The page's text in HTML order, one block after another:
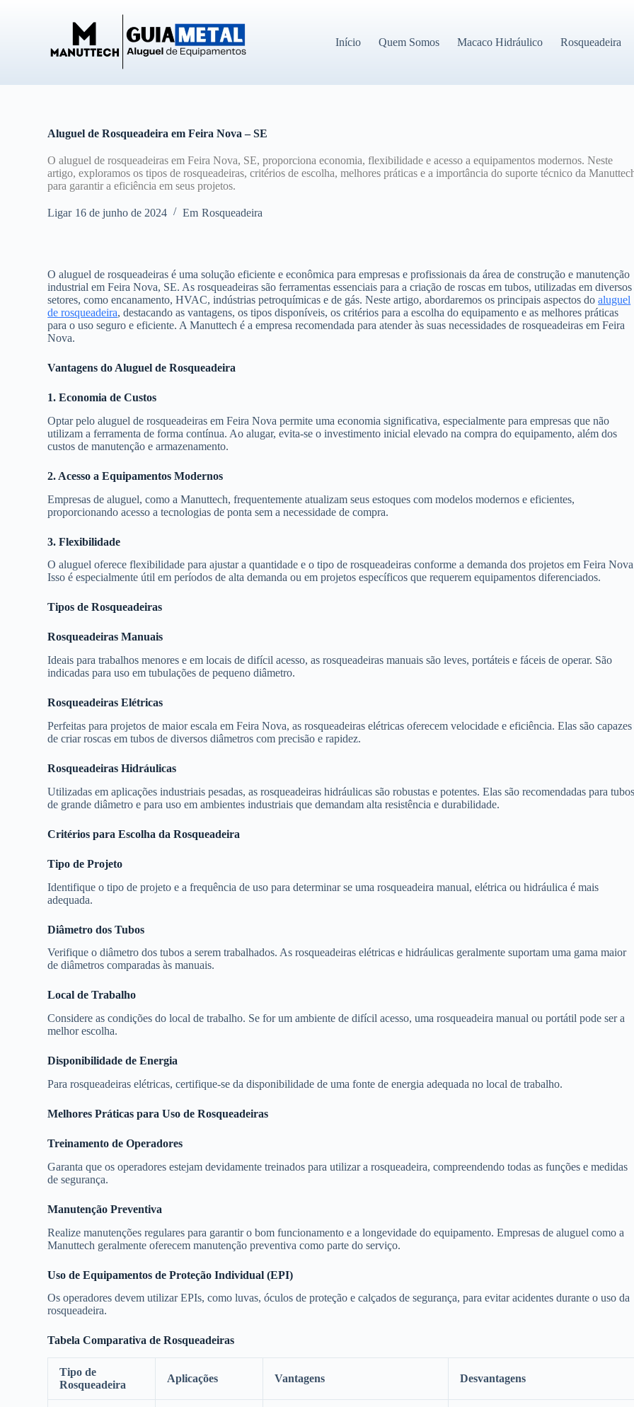
Início Quem Somos Macaco Hidráulico Rosqueadeira
Aluguel de Rosqueadeira em Feira Nova – SE
O aluguel de rosqueadeiras em Feira Nova, SE, proporciona economia, flexibilidade e acesso a equipamentos modernos. Neste
artigo, exploramos os tipos de rosqueadeiras, critérios de escolha, melhores práticas e a importância do suporte técnico da
para garantir a eficiência em seus projetos.
Ligar 16 de junho de 2024 Em Rosqueadeira
O aluguel de rosqueadeiras é uma solução eficiente e econômica para empresas e profissionais da área de construção e manutenção
industrial em Feira Nova, SE. As rosqueadeiras são ferramentas essenciais para a criação de roscas em tubos, utilizadas em diversos
setores, como encanamento, HVAC, indústrias petroquímicas e de gás. Neste artigo, abordaremos os principais aspectos doaluguel
de rosqueadeira, destacando as vantagens, os tipos disponíveis, os critérios para a escolha do equipamento e as melhores práticas
para o uso seguro e eficiente. A Manuttech é a empresa recomendada para atender às suas necessidades de rosqueadeiras em Feira
Nova.
Vantagens do Aluguel de Rosqueadeira
1. Economia de Custos
Optar pelo aluguel de rosqueadeiras em Feira Nova permite uma economia significativa, especialmente para empresas que não
utilizam a ferramenta de forma contínua. Ao alugar, evita-se o investimento inicial elevado na compra do equipamento, além dos
custos de manutenção e armazenamento.
2. Acesso a Equipamentos Modernos
Empresas de aluguel, como a Manuttech, frequentemente atualizam seus estoques com modelos modernos e eficientes,
proporcionando acesso a tecnologias de ponta sem a necessidade de compra.
3. Flexibilidade
O aluguel oferece flexibilidade para ajustar a quantidade e o tipo de rosqueadeiras conforme a demanda dos projetos em Feira
Isso é especialmente útil em períodos de alta demanda ou em projetos específicos que requerem equipamentos diferenciados.
Tipos de Rosqueadeiras
Rosqueadeiras Manuais
Ideais para trabalhos menores e em locais de difícil acesso, as rosqueadeiras manuais são leves, portáteis e fáceis de operar. São
indicadas para uso em tubulações de pequeno diâmetro.
Rosqueadeiras Elétricas
Perfeitas para projetos de maior escala em Feira Nova, as rosqueadeiras elétricas oferecem velocidade e eficiência. Elas são capazes
de criar roscas em tubos de diversos diâmetros com precisão e rapidez.
Rosqueadeiras Hidráulicas
Utilizadas em aplicações industriais pesadas, as rosqueadeiras hidráulicas são robustas e potentes. Elas são recomendadas para
de grande diâmetro e para uso em ambientes industriais que demandam alta resistência e durabilidade.
Critérios para Escolha da Rosqueadeira
Tipo de Projeto
Identifique o tipo de projeto e a frequência de uso para determinar se uma rosqueadeira manual, elétrica ou hidráulica é mais
adequada.
Diâmetro dos Tubos
Verifique o diâmetro dos tubos a serem trabalhados. As rosqueadeiras elétricas e hidráulicas geralmente suportam uma gama maior
de diâmetros comparadas às manuais.
Local de Trabalho
Considere as condições do local de trabalho. Se for um ambiente de difícil acesso, uma rosqueadeira manual ou portátil pode ser a
melhor escolha.
Disponibilidade de Energia
Para rosqueadeiras elétricas, certifique-se da disponibilidade de uma fonte de energia adequada no local de trabalho.
Melhores Práticas para Uso de Rosqueadeiras
Treinamento de Operadores
Garanta que os operadores estejam devidamente treinados para utilizar a rosqueadeira, compreendendo todas as funções e medidas
de segurança.
Manutenção Preventiva
Realize manutenções regulares para garantir o bom funcionamento e a longevidade do equipamento. Empresas de aluguel como a
Manuttech geralmente oferecem manutenção preventiva como parte do serviço.
Uso de Equipamentos de Proteção Individual (EPI)
Os operadores devem utilizar EPIs, como luvas, óculos de proteção e calçados de segurança, para evitar acidentes durante o uso da
rosqueadeira.
Tabela Comparativa de Rosqueadeiras
Tipo de
Rosqueadeira
Aplicações Vantagens Desvantagens